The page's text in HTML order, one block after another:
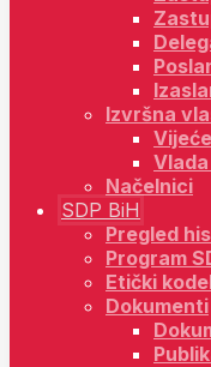
Izvršna
Vlada
Načelnici
SDP BiH
Pregled
Program
Etički
Dokumenti